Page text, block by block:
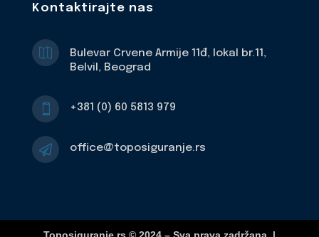
Kontaktirajte nas

Bulevar Crvene Armije 11đ, lokal br.11,
Belvil, Beograd
 +381 (0) 60 5813 979
 office@toposiguranje.rs